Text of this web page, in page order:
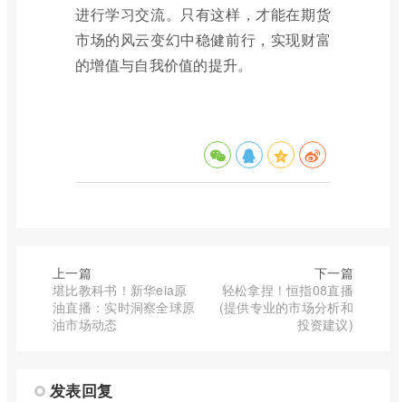
进行学习交流。只有这样，才能在期货
市场的风云变幻中稳健前行，实现财富
的增值与自我价值的提升。
上一篇
堪比教科书！新华eia原
油直播：实时洞察全球原
油市场动态
下一篇
轻松拿捏！恒指08直播
(提供专业的市场分析和
投资建议)
发表回复